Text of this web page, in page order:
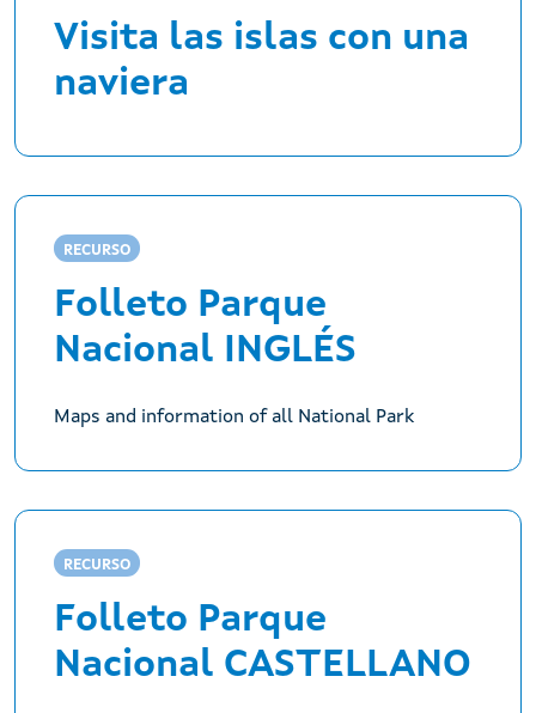
Visita las islas con una
naviera
RECURSO
Folleto Parque
Nacional INGLÉS
Maps and information of all National Park
RECURSO
Folleto Parque
Nacional CASTELLANO